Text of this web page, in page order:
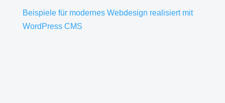
Beispiele für modernes Webdesign realisiert mit
WordPress CMS